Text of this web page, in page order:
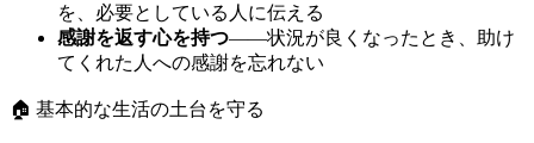
を、必要としている人に伝える
感謝を返す心を持つ——状況が良くなったとき、助け
てくれた人への感謝を忘れない
🏠 基本的な生活の土台を守る